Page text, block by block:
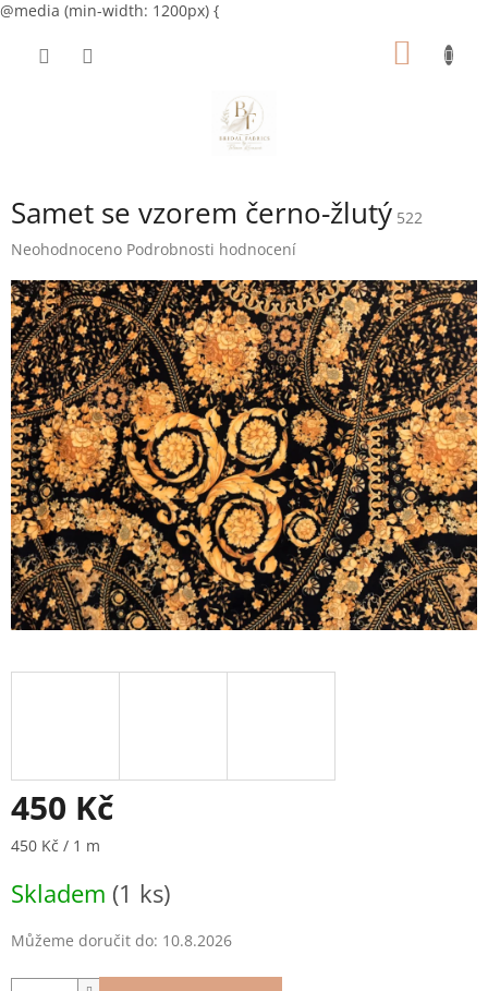
@media (min-width: 1200px) {
Samet se vzorem černo-žlutý 522
Průměrné
produktu
je
0,0
z
5
hvězdiček.
Neohodnoceno Podrobnosti hodnocení
450 Kč
Měrná
450 Kč / 1 m
Skladem (1 ks)
Můžeme doručit do: 10.8.2026